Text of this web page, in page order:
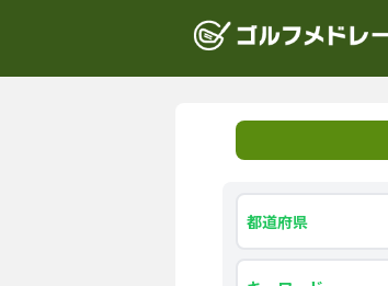
都道府県